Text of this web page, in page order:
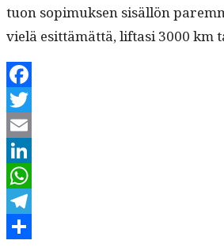
tuon sopimuk­sen sisäl­lön
vielä esit­tämät­tä, lif­tasi 3000 km
Facebook
Twitter
Email
LinkedIn
WhatsApp
Telegram